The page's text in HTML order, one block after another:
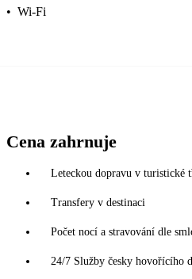
• Wi-Fi
Cena zahrnuje
Leteckou dopravu v turistické
Transfery v destinaci
Počet nocí a stravování dle
24/7 Služby česky hovořícího